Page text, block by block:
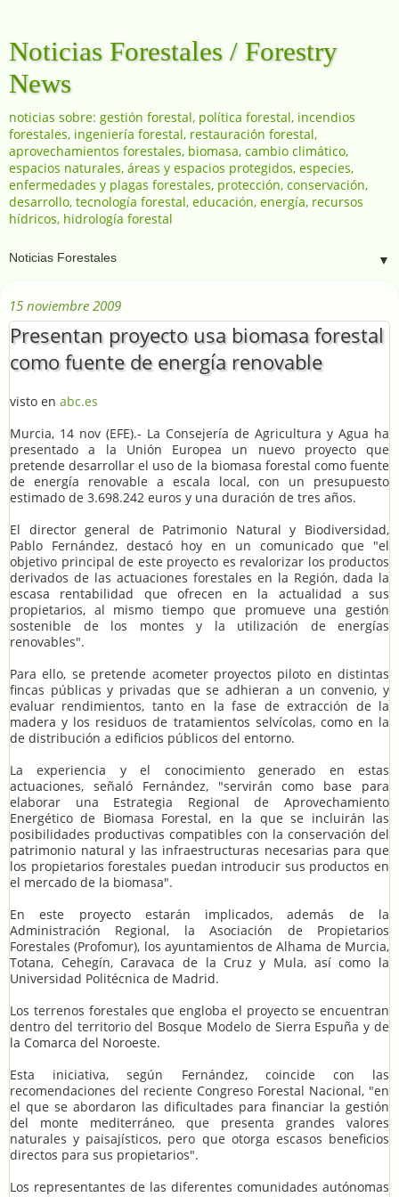
Noticias Forestales / Forestry
News
noticias sobre: gestión forestal, política forestal, incendios
forestales, ingeniería forestal, restauración forestal,
aprovechamientos forestales, biomasa, cambio climático,
espacios naturales, áreas y espacios protegidos, especies,
enfermedades y plagas forestales, protección, conservación,
desarrollo, tecnología forestal, educación, energía, recursos
hídricos, hidrología forestal
▼
15 noviembre 2009
Presentan proyecto usa biomasa forestal
como fuente de energía renovable
visto en abc.es
Murcia, 14 nov (EFE).- La Consejería de Agricultura y Agua ha
presentado a la Unión Europea un nuevo proyecto que
pretende desarrollar el uso de la biomasa forestal como fuente
de energía renovable a escala local, con un presupuesto
estimado de 3.698.242 euros y una duración de tres años.
El director general de Patrimonio Natural y Biodiversidad,
Pablo Fernández, destacó hoy en un comunicado que "el
objetivo principal de este proyecto es revalorizar los productos
derivados de las actuaciones forestales en la Región, dada la
escasa rentabilidad que ofrecen en la actualidad a sus
propietarios, al mismo tiempo que promueve una gestión
sostenible de los montes y la utilización de energías
renovables".
Para ello, se pretende acometer proyectos piloto en distintas
fincas públicas y privadas que se adhieran a un convenio, y
evaluar rendimientos, tanto en la fase de extracción de la
madera y los residuos de tratamientos selvícolas, como en la
de distribución a edificios públicos del entorno.
La experiencia y el conocimiento generado en estas
actuaciones, señaló Fernández, "servirán como base para
elaborar una Estrategia Regional de Aprovechamiento
Energético de Biomasa Forestal, en la que se incluirán las
posibilidades productivas compatibles con la conservación del
patrimonio natural y las infraestructuras necesarias para que
los propietarios forestales puedan introducir sus productos en
el mercado de la biomasa".
En este proyecto estarán implicados, además de la
Administración Regional, la Asociación de Propietarios
Forestales (Profomur), los ayuntamientos de Alhama de Murcia,
Totana, Cehegín, Caravaca de la Cruz y Mula, así como la
Universidad Politécnica de Madrid.
Los terrenos forestales que engloba el proyecto se encuentran
dentro del territorio del Bosque Modelo de Sierra Espuña y de
la Comarca del Noroeste.
Esta iniciativa, según Fernández, coincide con las
recomendaciones del reciente Congreso Forestal Nacional, "en
el que se abordaron las dificultades para financiar la gestión
del monte mediterráneo, que presenta grandes valores
naturales y paisajísticos, pero que otorga escasos beneficios
directos para sus propietarios".
Los representantes de las diferentes comunidades autónomas